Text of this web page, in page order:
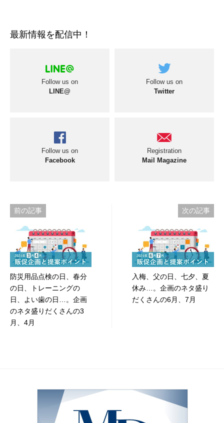
最新情報を配信中！
Follow us on
LINE@
Follow us on
Twitter
Follow us on
Facebook
Registration
Mail Magazine
投
稿
ナ
ビ
ゲ
ー
シ
前の記事
防災用品点検の日、春分
の日、トレーニングの
日、よい歯の日…。企画
のネタ盛りだくさんの3
月、4月
次の記事
入梅、父の日、七夕、夏
休み…。企画のネタ盛り
だくさんの6月、7月